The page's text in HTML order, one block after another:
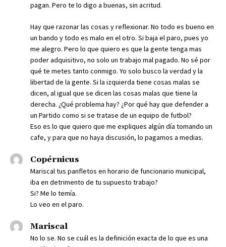
pagan. Pero te lo digo a buenas, sin acritud.
Hay que razonar las cosas y reflexionar. No todo es bueno en
un bando y todo es malo en el otro. Si baja el paro, pues yo
me alegro. Pero lo que quiero es que la gente tenga mas
poder adquisitivo, no solo un trabajo mal pagado. No sé por
qué te metes tanto conmigo. Yo solo busco la verdad y la
libertad de la gente. Si la izquierda tiene cosas malas se
dicen, al igual que se dicen las cosas malas que tiene la
derecha. ¿Qué problema hay? ¿Por qué hay que defender a
un Partido como si se tratase de un equipo de futbol?
Eso es lo que quiero que me expliques algún día tomando un
cafe, y para que no haya discusión, lo pagamos a medias.
Copérnicus
Mariscal tus panfletos en horario de funcionario municipal,
iba en detrimento de tu supuesto trabajo?
Si? Me lo temía.
Lo veo en el paro.
Mariscal
No lo se. No se cuál es la definición exacta de lo que es una